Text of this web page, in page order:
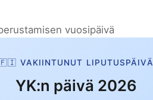
vuosipäivä
VAKIINTUNUT LIPUTUSPÄIVÄ
YK:n päivä 2026